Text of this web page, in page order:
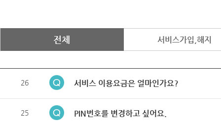
전체 서비스가입,해지
26 서비스 이용요금은 얼마인가요?
25 PIN번호를 변경하고 싶어요.